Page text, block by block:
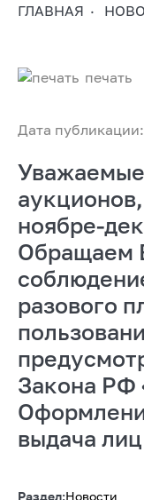
ГЛАВНАЯ
Дата
печать
ноябре-
Обращаем
разового
Закона РФ
выдача лиц
Раздел:Новости